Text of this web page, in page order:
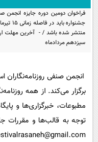
فراخوان دومین دوره جایزه انجمن
سیزدهم مردادماه
انجمن صنفی روزنامه‌نگاران
برگزار می‌کند. از همه
مطبوعات، خبرگزاری‌ها و
توجه به قالب‌ها و مقررات